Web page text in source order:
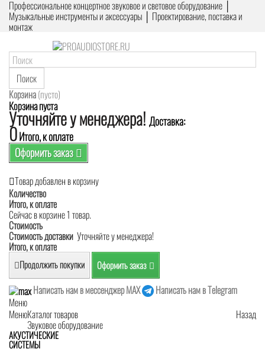
Профессиональное концертное звуковое и световое оборудование │
Музыкальные инструменты и аксессуары │ Проектирование, поставка и
монтаж
Поиск
Корзина(пусто)
Корзина пуста
Уточняйте у менеджера! Доставка:
0Итого, к оплате
Оформить заказ
Товар добавлен в корзину
Количество
Итого, к оплате
Сейчас в корзине 1 товар.
Стоимость
Стоимость доставки Уточняйте у менеджера!
Итого, к оплате
Продолжить покупки Оформить заказ
Написать нам в мессенджер MAX
Написать нам в Telegram
Меню
Меню
Назад
Каталог товаров
Звуковое оборудование
АКУСТИЧЕСКИЕ
СИСТЕМЫ